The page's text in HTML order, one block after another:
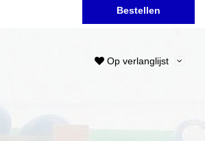
Bestellen
Op verlanglijst